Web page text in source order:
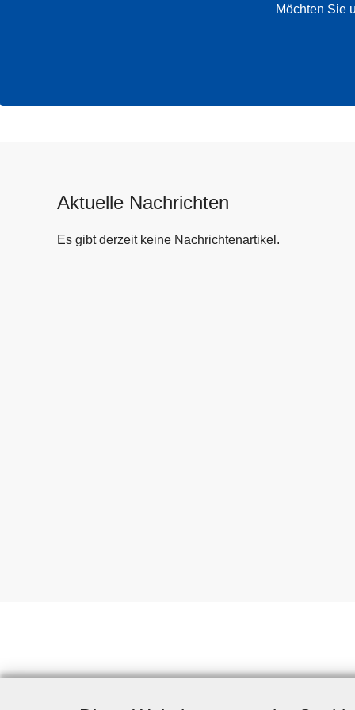
Möchten Sie
Aktuelle Nachrichten
Es gibt derzeit keine Nachrichtenartikel.